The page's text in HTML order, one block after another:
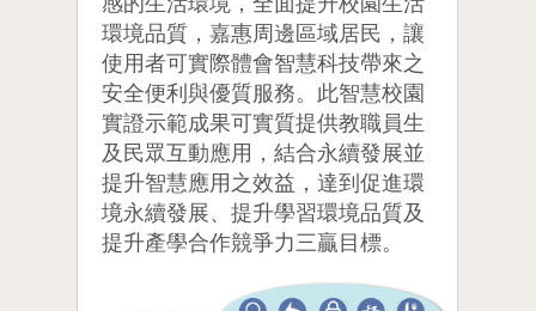
環境品質，嘉惠周邊區域居民，讓
使用者可實際體會智慧科技帶來之
安全便利與優質服務。此智慧校園
實證示範成果可實質提供教職員生
及民眾互動應用，結合永續發展並
提升智慧應用之效益，達到促進環
境永續發展、提升學習環境品質及
提升產學合作競爭力三贏目標。